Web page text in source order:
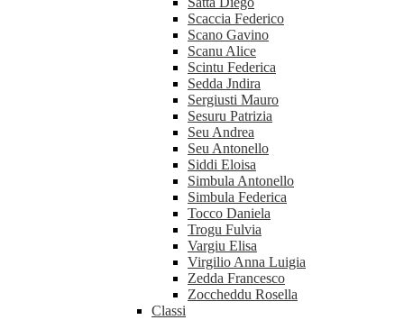
Scaccia Federico
Scano Gavino
Scanu Alice
Scintu Federica
Sedda Jndira
Sergiusti Mauro
Sesuru Patrizia
Seu Andrea
Seu Antonello
Siddi Eloisa
Simbula Antonello
Simbula Federica
Tocco Daniela
Trogu Fulvia
Vargiu Elisa
Virgilio Anna Luigia
Zedda Francesco
Zoccheddu Rosella
Classi